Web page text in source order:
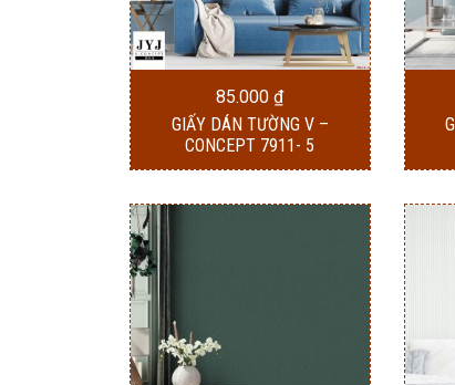
85.000₫
GIẤY DÁN TƯỜNG V –
CONCEPT 7911- 5